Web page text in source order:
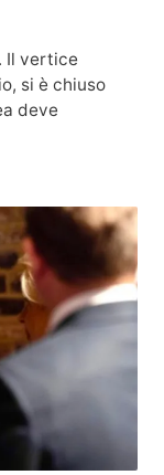
Il vertice
si è chiuso
deve